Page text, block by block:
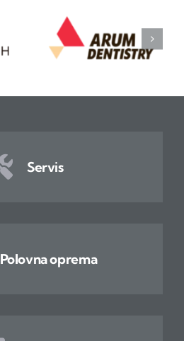
Servis
Polovna oprema